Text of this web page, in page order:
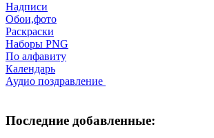
Надписи
Обои,фото
Раскраски
Наборы PNG
По алфавиту
Календарь
Аудио поздравление
Последние добавленные: